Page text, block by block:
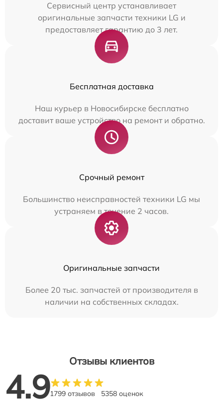
Сервисный центр устанавливает
оригинальные запчасти техники LG и
предоставляет гарантию до 3 лет.
Бесплатная доставка
Наш курьер в Новосибирске бесплатно
доставит ваше устройство на ремонт и обратно.
Срочный ремонт
Большинство неисправностей техники LG мы
устраняем в течение 2 часов.
Оригинальные запчасти
Более 20 тыс. запчастей от производителя в
наличии на собственных складах.
Отзывы клиентов
4.91799 отзывов 5358 оценок